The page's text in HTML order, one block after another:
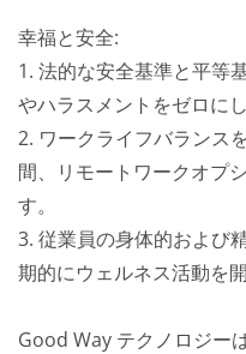
幸福と安全:
1. 法的な安全基準と平等
やハラスメントをゼロにし
2. ワークライフバランス
間、リモートワークオプ
す。
3. 従業員の身体的および
期的にウェルネス活動を開
Good Way テクノロジー